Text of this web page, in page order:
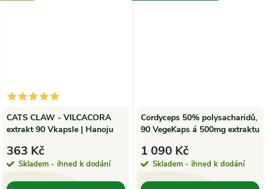
CATS CLAW - VILCACORA
extrakt 90 Vkapsle | Hanoju
363 Kč
Skladem - ihned k dodání
Cordyceps 50% polysacharidů,
90 VegeKaps á 500mg extraktu
1 090 Kč
Skladem - ihned k dodání